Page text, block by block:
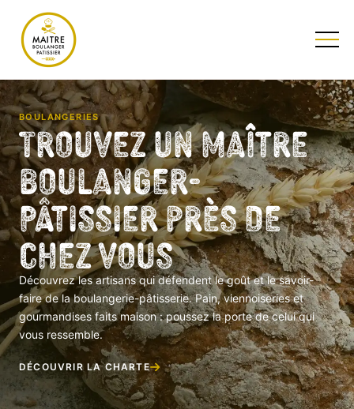
BOULANGERIES
Trouvez un Maître
Boulanger-
Pâtissier près de
chez vous
Découvrez les artisans qui défendent le goût et le savoir-
faire de la boulangerie-pâtisserie. Pain, viennoiseries et
gourmandises faits maison : poussez la porte de celui qui
vous ressemble.
DÉCOUVRIR LA CHARTE